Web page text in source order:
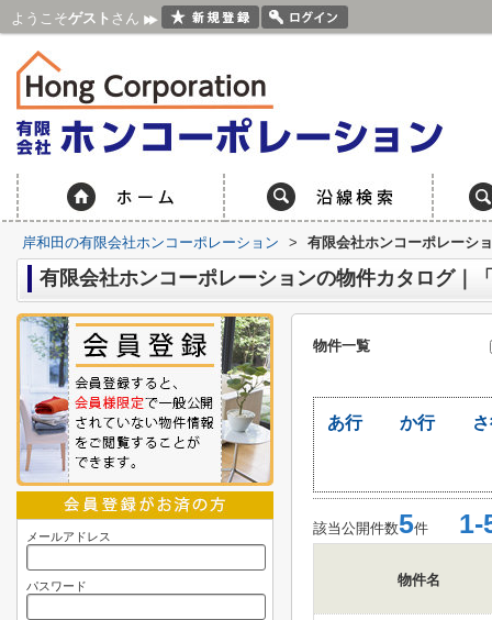
ようこそゲスト さん
岸和田の有限会社ホンコーポレーション > 有限会社ホンコーポレーシ
有限会社ホンコーポレーションの物件カタログ｜
物件一覧
あ行 か行
該当公開件数5件 1-
物件名
メールアドレス
パスワード